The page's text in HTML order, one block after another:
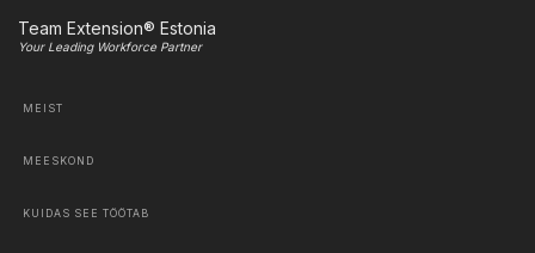
Team Extension® Estonia
Your Leading Workforce Partner
MEIST
MEESKOND
KUIDAS SEE TÖÖTAB